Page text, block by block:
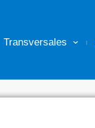
Transversales